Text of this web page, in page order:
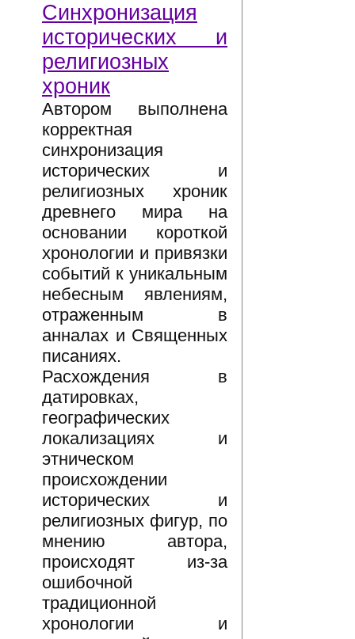
Синхронизация
исторических и
религиозных
хроник
Автором выполнена
корректная
синхронизация
исторических и
религиозных хроник
древнего мира на
основании короткой
хронологии и привязки
событий к уникальным
небесным явлениям,
отраженным в
анналах и Священных
писаниях.
Расхождения в
датировках,
географических
локализациях и
этническом
происхождении
исторических и
религиозных фигур, по
мнению автора,
происходят из-за
ошибочной
традиционной
хронологии и